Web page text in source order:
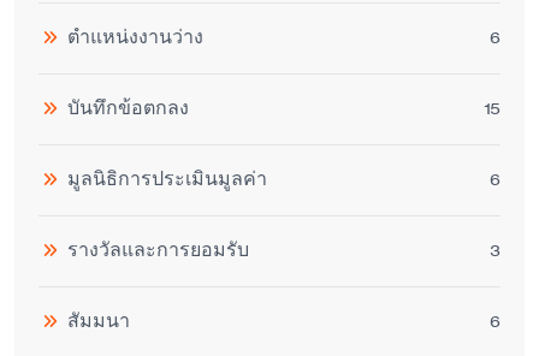
ตำแหน่งงานว่าง 6
บันทึกข้อตกลง 15
มูลนิธิการประเมินมูลค่า 6
รางวัลและการยอมรับ 3
สัมมนา 6